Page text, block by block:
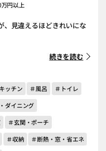
円以上
、見違えるほどきれいにな
続きを読む
ッチン ＃風呂
＃トイレ
ダイニング
＃玄関・ポーチ
＃収納
＃断熱・窓・省エネ